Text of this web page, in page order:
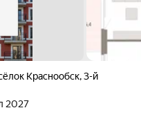
Краснообск,3-й
2027